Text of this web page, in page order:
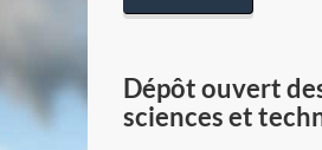
Dépôt ouvert
sciences et